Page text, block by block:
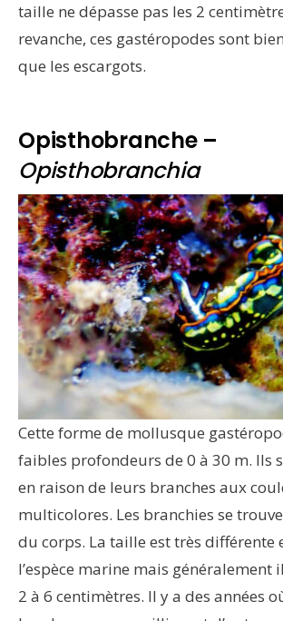
taille ne dépasse pas les 2
revanche, ces gastéropodes sont
que les escargots.
Opisthobranche –
Opisthobranchia
Cette forme de mollusque
faibles profondeurs de 0 à 30 m. Ils
en raison de leurs branches aux
multicolores. Les branchies se
du corps. La taille est très différente
l’espèce marine mais généralement
2 à 6 centimètres. Il y a des années